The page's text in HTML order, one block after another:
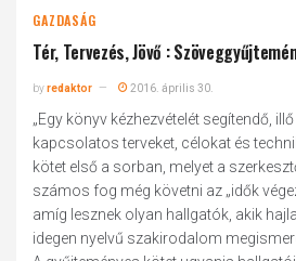
GAZDASÁG
Tér, Tervezés, Jövő :
byredaktor 2016. április 30.
„Egy könyv kézhezvételét segítendő,
kapcsolatos terveket, célokat és
kötet első a sorban, melyet a
számos fog még követni az „idők
amíg lesznek olyan hallgatók, akik
idegen nyelvű szakirodalom